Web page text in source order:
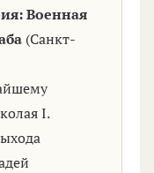
Военная
(Санкт-
I.